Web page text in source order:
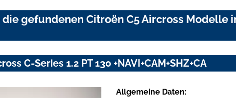
die gefundenen Citroën C5 Aircross
C-Series 1.2 PT 130 +NAVI+CAM+SHZ+CA
Allgemeine Daten: